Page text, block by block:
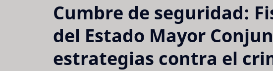
Cumbre de seguridad:
del Estado Mayor
estrategias contra el